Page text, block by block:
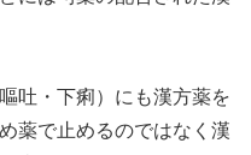
吐・下痢）にも漢方薬を
薬で止めるのではなく漢